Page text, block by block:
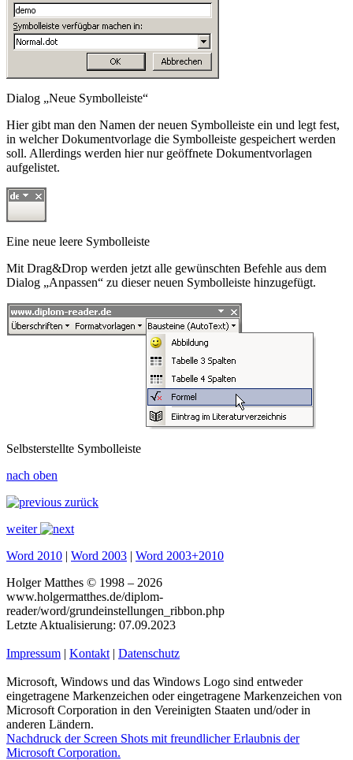
Dialog „Neue Symbolleiste“
Hier gibt man den Namen der neuen Symbolleiste ein und legt fest,
in welcher Dokumentvorlage die Symbolleiste gespeichert werden
soll. Allerdings werden hier nur geöffnete Dokumentvorlagen
aufgelistet.
Eine neue leere Symbolleiste
Mit Drag&Drop werden jetzt alle gewünschten Befehle aus dem
Dialog „Anpassen“ zu dieser neuen Symbolleiste hinzugefügt.
Selbsterstellte Symbolleiste
nach oben
zurück
weiter
Word 2010 | Word 2003 | Word 2003+2010
Holger Matthes © 1998 – 2026
www.holgermatthes.de/diplom-
reader/word/grundeinstellungen_ribbon.php
Letzte Aktualisierung: 07.09.2023
Impressum | Kontakt | Datenschutz
Microsoft, Windows und das Windows Logo sind entweder
eingetragene Markenzeichen oder eingetragene Markenzeichen von
Microsoft Corporation in den Vereinigten Staaten und/oder in
anderen Ländern.
Nachdruck der Screen Shots mit freundlicher Erlaubnis der
Microsoft Corporation.